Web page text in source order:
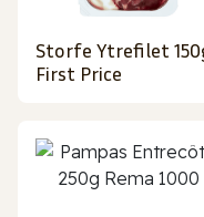
Storfe Ytrefilet
First Price